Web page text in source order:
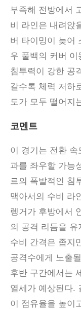
부족해 전방에서
비 라인은 내려앉
버 타이밍이 늦어
우 풀백의 커버
침투력이 강한 공
갈수록 체력 저하
도가 모두 떨어지
코멘트
이 경기는 전환 속
과를 좌우할 가능
르의 폭발적인 침
맥아서의 수비 라
렝거가 후방에서
의 공격 리듬을
수비 간격은 좁지
공격수에게 노출
후반 구간에서는
열세가 예상된다.
이 점유율을 높이